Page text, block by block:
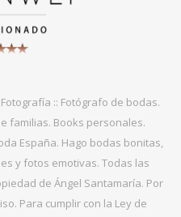
:: Fotógrafo de bodas.
familias. Books personales.
España. Hago bodas bonitas,
y fotos emotivas. Todas las
de Ángel Santamaría. Por
Para cumplir con la Ley de